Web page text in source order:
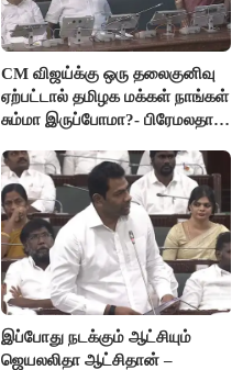
CM விஜய்க்கு ஒரு தலைகுனிவு
ஏற்பட்டால் தமிழக மக்கள் நாங்கள்
சும்மா இருப்போமா?- பிரேமலதா
இப்போது நடக்கும் ஆட்சியும்
ஜெயலலிதா ஆட்சிதான் –